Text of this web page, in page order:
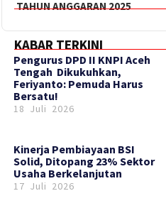
TAHUN ANGGARAN 2025
KABAR TERKINI
‎Pengurus DPD II KNPI Aceh
Tengah Dikukuhkan,
Feriyanto: Pemuda Harus
Bersatu!
18 Juli 2026
Kinerja Pembiayaan BSI
Solid, Ditopang 23% Sektor
Usaha Berkelanjutan
17 Juli 2026